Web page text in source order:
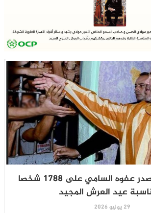
جلالة الملك يصدر عفوه السامي على 1788 شخصا
عيد العرش المجيد
29 يوليو 2026